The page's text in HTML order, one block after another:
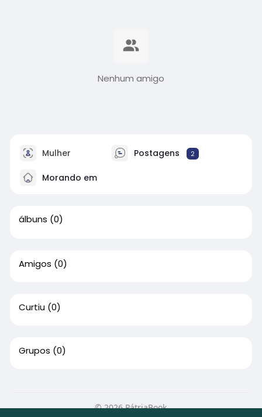
Nenhum amigo
Mulher Postagens 2
Morando em
álbuns (0)
Amigos (0)
Curtiu (0)
Grupos (0)
© 2026 PátriaBook